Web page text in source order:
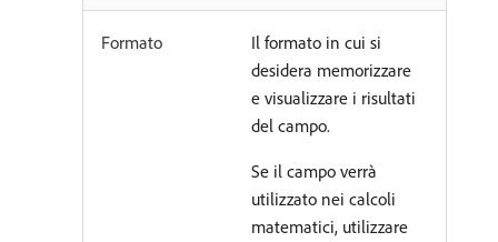
Formato
Il formato in cui si
desidera memorizzare
e visualizzare i risultati
del campo.
Se il campo verrà
utilizzato nei calcoli
matematici, utilizzare